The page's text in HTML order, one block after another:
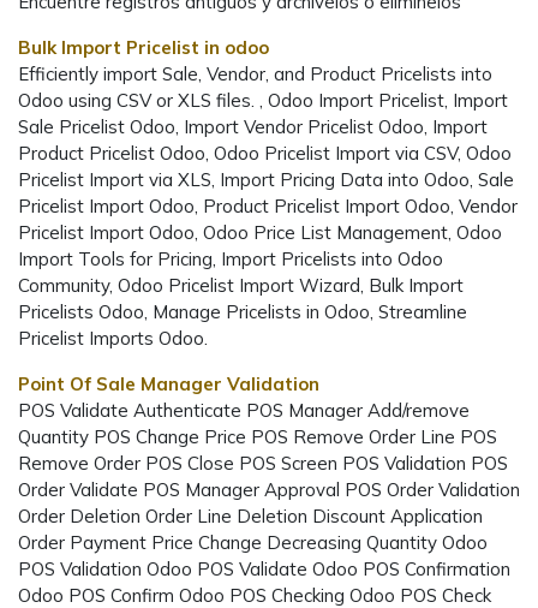
Bulk Import Pricelist in odoo
Efficiently import Sale, Vendor, and Product Pricelists into
Odoo using CSV or XLS files. , Odoo Import Pricelist, Import
Sale Pricelist Odoo, Import Vendor Pricelist Odoo, Import
Product Pricelist Odoo, Odoo Pricelist Import via CSV, Odoo
Pricelist Import via XLS, Import Pricing Data into Odoo, Sale
Pricelist Import Odoo, Product Pricelist Import Odoo, Vendor
Pricelist Import Odoo, Odoo Price List Management, Odoo
Import Tools for Pricing, Import Pricelists into Odoo
Community, Odoo Pricelist Import Wizard, Bulk Import
Pricelists Odoo, Manage Pricelists in Odoo, Streamline
Pricelist Imports Odoo.
Point Of Sale Manager Validation
POS Validate Authenticate POS Manager Add/remove
Quantity POS Change Price POS Remove Order Line POS
Remove Order POS Close POS Screen POS Validation POS
Order Validate POS Manager Approval POS Order Validation
Order Deletion Order Line Deletion Discount Application
Order Payment Price Change Decreasing Quantity Odoo
POS Validation Odoo POS Validate Odoo POS Confirmation
Odoo POS Confirm Odoo POS Checking Odoo POS Check